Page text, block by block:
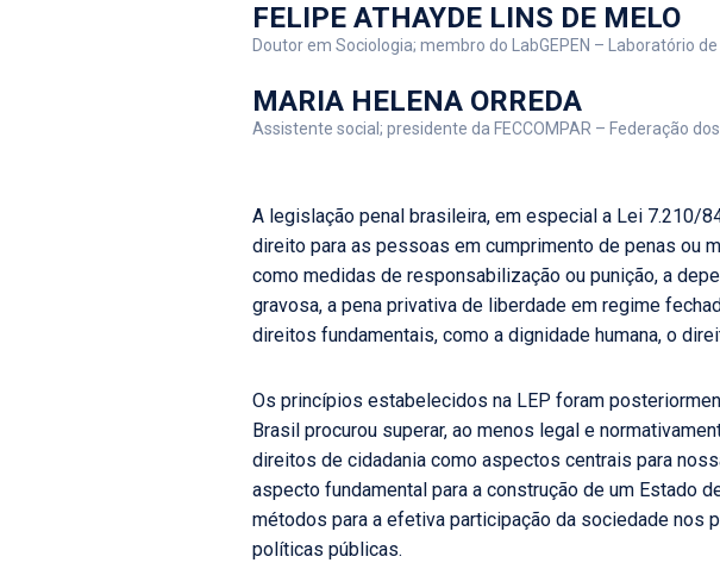
FELIPE ATHAYDE LINS DE MELO
Doutor em Sociologia; membro do LabGEPEN – Laboratório
MARIA HELENA ORREDA
Assistente social; presidente da FECCOMPAR – Federação
A legislação penal brasileira, em especial a Lei 7.210/
direito para as pessoas em cumprimento de penas ou
como medidas de responsabilização ou punição, a
gravosa, a pena privativa de liberdade em regime
direitos fundamentais, como a dignidade humana, o
Os princípios estabelecidos na LEP foram
Brasil procurou superar, ao menos legal e
direitos de cidadania como aspectos centrais para
aspecto fundamental para a construção de um Estado
métodos para a efetiva participação da sociedade nos
políticas públicas.